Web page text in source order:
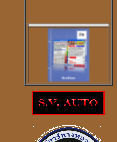
โปรแกรม
ร่ำรวย
ราคา 300บาท